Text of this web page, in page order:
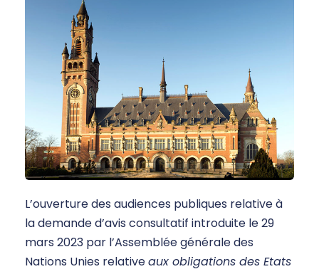
L’ouverture des audiences publiques relative à
la demande d’avis consultatif introduite le 29
mars 2023 par l’Assemblée générale des
Nations Unies relativeaux obligations des Etats